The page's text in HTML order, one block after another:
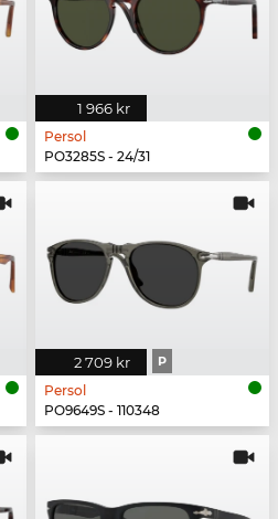
1 966 kr
Persol
PO3285S - 24/31
2 709 kr P
Persol
PO9649S - 110348